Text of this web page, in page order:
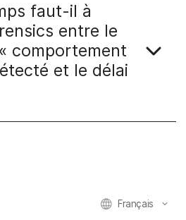
faut-il à
entre le
comportement
et le délai
Français